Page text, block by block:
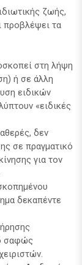
ζωής,
προβλέψει τα
στη λήψη
ή σε άλλη
ειδικών
«ειδικές
δεν
σε πραγματικό
για τον
δεκαπέντε
σαφώς